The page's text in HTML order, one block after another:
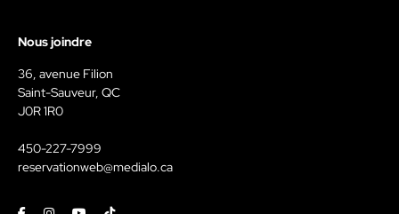
Nous joindre
36, avenue Filion
Saint-Sauveur, QC
J0R 1R0
450-227-7999
reservationweb@medialo.ca